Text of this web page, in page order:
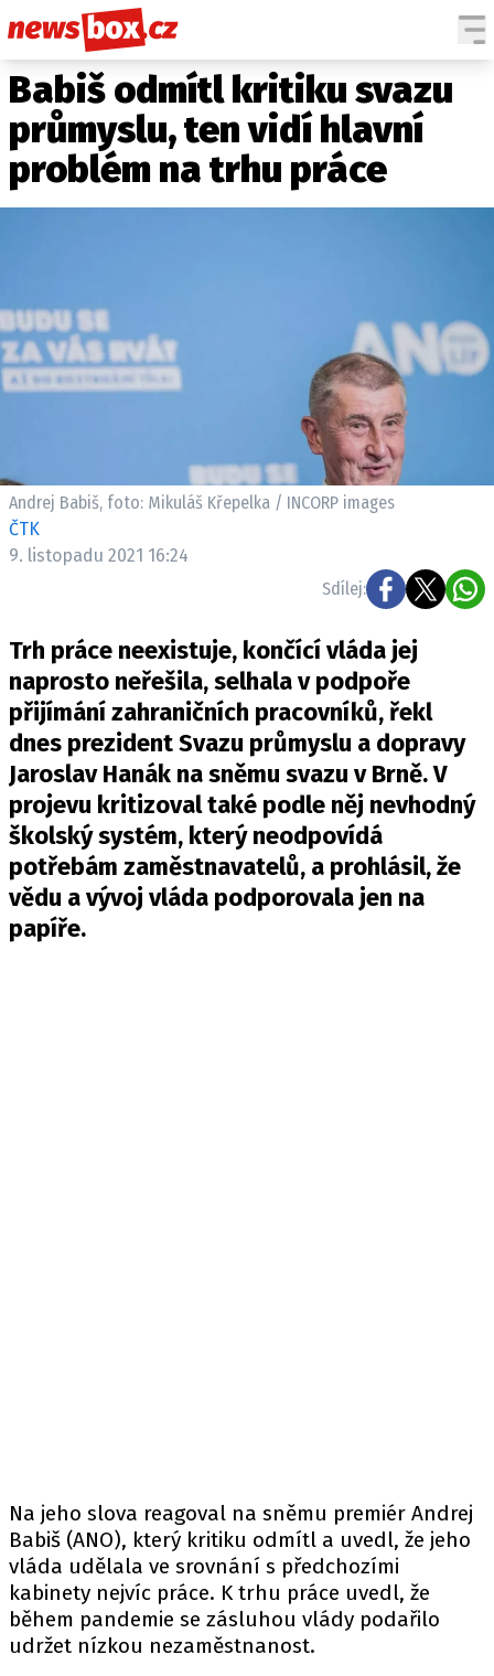
DOMÁCÍ
ZAHRANIČÍ
POČASÍ
KRIMI
SPOLEČNOST
SPORT
ČESKÉ CELEBRITY
SVĚTOVÉ CELEBRITY
Máte příběh, fotku nebo video?
Pošlete e-mail na newsbox.cz
KONTAKT
VYDAVATEL
INZERCE
OSOBNÍ ÚDAJE / COOKIES
VOLNÁ MÍSTA
Provozovatelem serveru newsbox.cz je
INCORP MEDIA GROUP s.r.o., IČ: 118 23 054
Babiš odmítl kritiku svazu
průmyslu, ten vidí hlavní
problém na trhu práce
Andrej Babiš, foto: Mikuláš Křepelka / INCORP images
ČTK
9. listopadu 2021 16:24
Sdílej:
Trh práce neexistuje, končící vláda jej
naprosto neřešila, selhala v podpoře
přijímání zahraničních pracovníků, řekl
dnes prezident Svazu průmyslu a dopravy
Jaroslav Hanák na sněmu svazu v Brně. V
projevu kritizoval také podle něj nevhodný
školský systém, který neodpovídá
potřebám zaměstnavatelů, a prohlásil, že
vědu a vývoj vláda podporovala jen na
papíře.
Na jeho slova reagoval na sněmu premiér Andrej
Babiš (ANO), který kritiku odmítl a uvedl, že jeho
vláda udělala ve srovnání s předchozími
kabinety nejvíc práce. K trhu práce uvedl, že
během pandemie se zásluhou vlády podařilo
udržet nízkou nezaměstnanost.